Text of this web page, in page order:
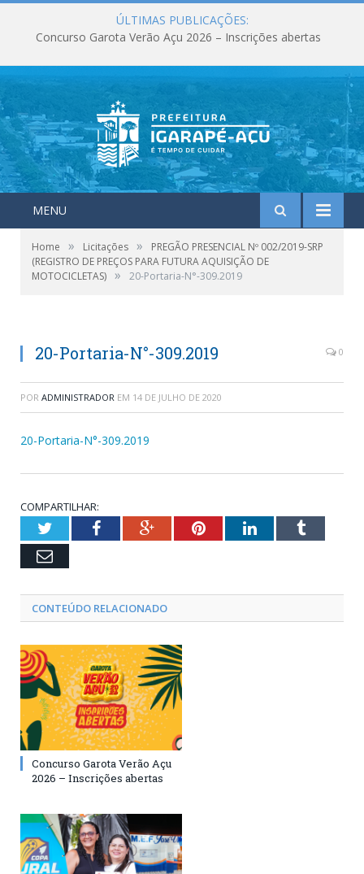
ÚLTIMAS PUBLICAÇÕES:
Concurso Garota Verão Açu 2026 – Inscrições abertas
MENU
Home » Licitações »
PREGÃO PRESENCIAL Nº 002/2019-SRP
(REGISTRO DE PREÇOS PARA FUTURA AQUISIÇÃO DE
MOTOCICLETAS) » 20-Portaria-N°-309.2019
20-Portaria-N°-309.2019 0
POR ADMINISTRADOR EM 14 DE JULHO DE 2020
20-Portaria-N°-309.2019
COMPARTILHAR:
TwitterFacebookGoogle+PinterestLinkedInTumblr
Email
CONTEÚDO RELACIONADO
Concurso Garota Verão Açu
2026 – Inscrições abertas